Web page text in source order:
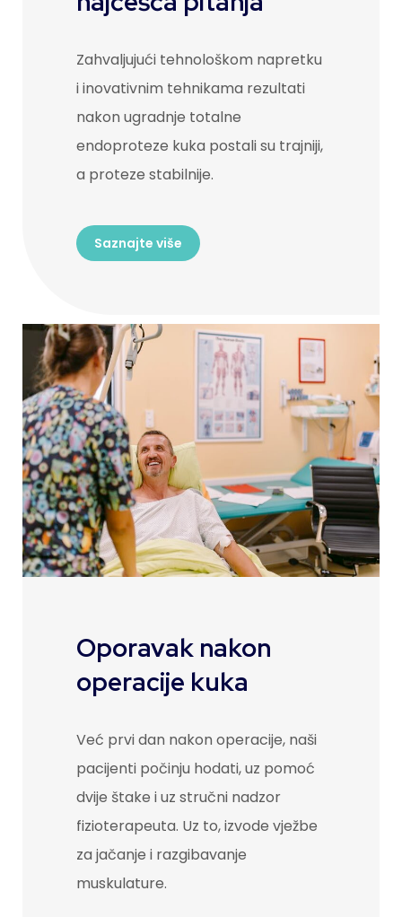
Zahvaljujući tehnološkom napretku
i inovativnim tehnikama rezultati
nakon ugradnje totalne
endoproteze kuka postali su trajniji,
a proteze stabilnije.
Saznajte više
Oporavak nakon
operacije kuka
Već prvi dan nakon operacije, naši
pacijenti počinju hodati, uz pomoć
dvije štake i uz stručni nadzor
fizioterapeuta. Uz to, izvode vježbe
za jačanje i razgibavanje
muskulature.